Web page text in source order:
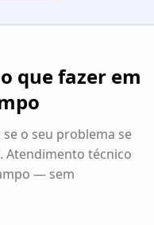
que fazer em
o seu problema se
Atendimento técnico
— sem